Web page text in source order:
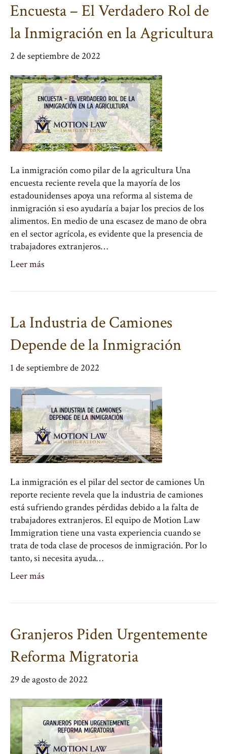
Encuesta – El Verdadero Rol de
la Inmigración en la Agricultura
2 de septiembre de 2022
La inmigración como pilar de la agricultura Una
encuesta reciente revela que la mayoría de los
estadounidenses apoya una reforma al sistema de
inmigración si eso ayudaría a bajar los precios de los
alimentos. En medio de una escasez de mano de obra
en el sector agrícola, es evidente que la presencia de
trabajadores extranjeros…
Leer más
La Industria de Camiones
Depende de la Inmigración
1 de septiembre de 2022
La inmigración es el pilar del sector de camiones Un
reporte reciente revela que la industria de camiones
está sufriendo grandes pérdidas debido a la falta de
trabajadores extranjeros. El equipo de Motion Law
Immigration tiene una vasta experiencia cuando se
trata de toda clase de procesos de inmigración. Por lo
tanto, si necesita ayuda…
Leer más
Granjeros Piden Urgentemente
Reforma Migratoria
29 de agosto de 2022